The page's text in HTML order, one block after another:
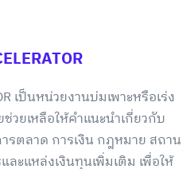
เป็นหน่วยงานบ่มเพาะหรือเร่ง
วยเหลือให้คำแนะนำเกี่ยวกับ
รตลาด การเงิน กฎหมาย สถาน
ะแหล่งเงินทุนเพิ่มเติม เพื่อให้